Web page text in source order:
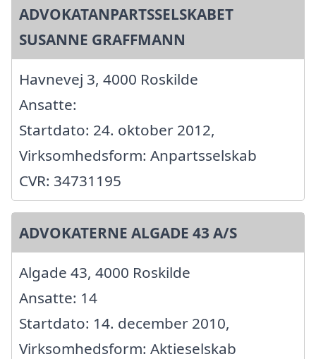
ADVOKATANPARTSSELSKABET
SUSANNE GRAFFMANN
Havnevej 3, 4000 Roskilde
Ansatte:
Startdato: 24. oktober 2012,
Virksomhedsform: Anpartsselskab
CVR: 34731195
ADVOKATERNE ALGADE 43 A/S
Algade 43, 4000 Roskilde
Ansatte: 14
Startdato: 14. december 2010,
Virksomhedsform: Aktieselskab